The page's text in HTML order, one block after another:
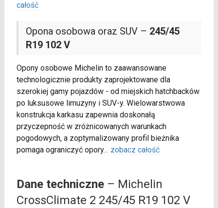
całość
Opona osobowa oraz SUV – 245/45
R19 102 V
Opony osobowe Michelin to zaawansowane
technologicznie produkty zaprojektowane dla
szerokiej gamy pojazdów - od miejskich hatchbacków
po luksusowe limuzyny i SUV-y. Wielowarstwowa
konstrukcja karkasu zapewnia doskonałą
przyczepność w zróżnicowanych warunkach
pogodowych, a zoptymalizowany profil bieżnika
pomaga ograniczyć opory... zobacz całość
Dane techniczne– Michelin
CrossClimate 2 245/45 R19 102 V